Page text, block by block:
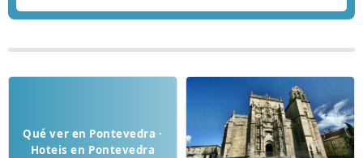
Qué ver en Pontevedra ·
Hoteis en Pontevedra